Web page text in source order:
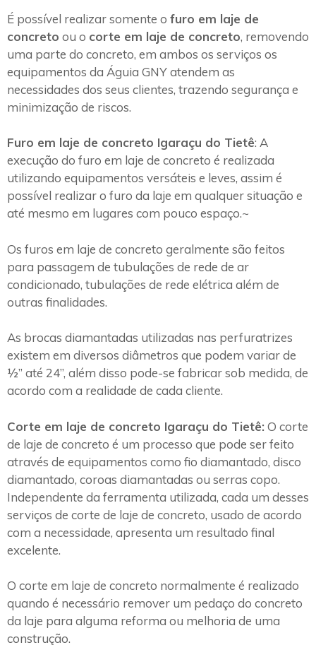
É possível realizar somente o furo em laje de
concreto ou o corte em laje de concreto, removendo
uma parte do concreto, em ambos os serviços os
equipamentos da Águia GNY atendem as
necessidades dos seus clientes, trazendo segurança e
minimização de riscos.
Furo em laje de concreto Igaraçu do Tietê: A
execução do furo em laje de concreto é realizada
utilizando equipamentos versáteis e leves, assim é
possível realizar o furo da laje em qualquer situação e
até mesmo em lugares com pouco espaço.~
Os furos em laje de concreto geralmente são feitos
para passagem de tubulações de rede de ar
condicionado, tubulações de rede elétrica além de
outras finalidades.
As brocas diamantadas utilizadas nas perfuratrizes
existem em diversos diâmetros que podem variar de
½” até 24”, além disso pode-se fabricar sob medida, de
acordo com a realidade de cada cliente.
Corte em laje de concreto Igaraçu do Tietê: O corte
de laje de concreto é um processo que pode ser feito
através de equipamentos como fio diamantado, disco
diamantado, coroas diamantadas ou serras copo.
Independente da ferramenta utilizada, cada um desses
serviços de corte de laje de concreto, usado de acordo
com a necessidade, apresenta um resultado final
excelente.
O corte em laje de concreto normalmente é realizado
quando é necessário remover um pedaço do concreto
da laje para alguma reforma ou melhoria de uma
construção.